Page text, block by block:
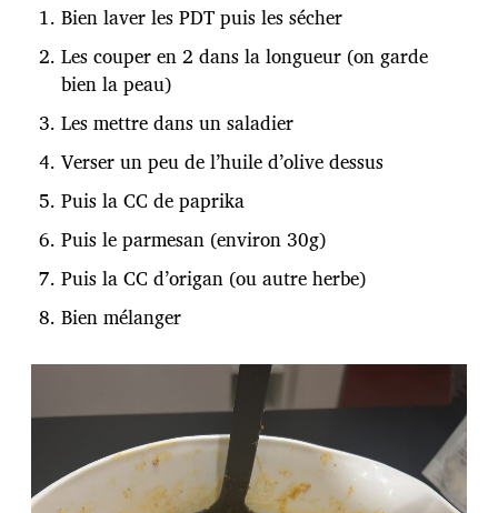
Bien laver les PDT puis les sécher
Les couper en 2 dans la longueur (on garde
bien la peau)
Les mettre dans un saladier
Verser un peu de l’huile d’olive dessus
Puis la CC de paprika
Puis le parmesan (environ 30g)
Puis la CC d’origan (ou autre herbe)
Bien mélanger